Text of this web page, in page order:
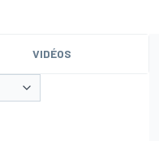
VIDÉOS